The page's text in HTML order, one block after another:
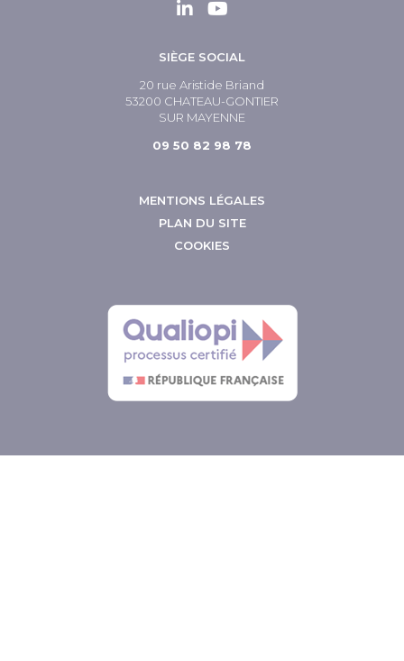
SIÈGE SOCIAL
20 rue Aristide Briand
53200 CHATEAU-GONTIER
SUR MAYENNE
09 50 82 98 78
MENTIONS LÉGALES
PLAN DU SITE
COOKIES